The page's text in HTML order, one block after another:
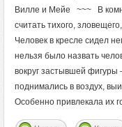
Вилле и Мейе ~~~ В
считать тихого,
Человек в кресле сидел
нельзя было назвать
вокруг застывшей фигуры
поднимались в воздух,
Особенно привлекала их